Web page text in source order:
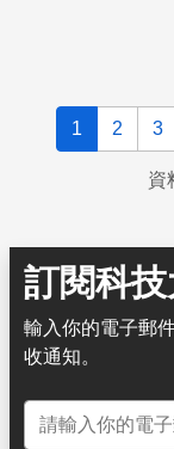
1 2 3
資
訂閱科
輸入你的電子郵
收通知。
電子郵件地址